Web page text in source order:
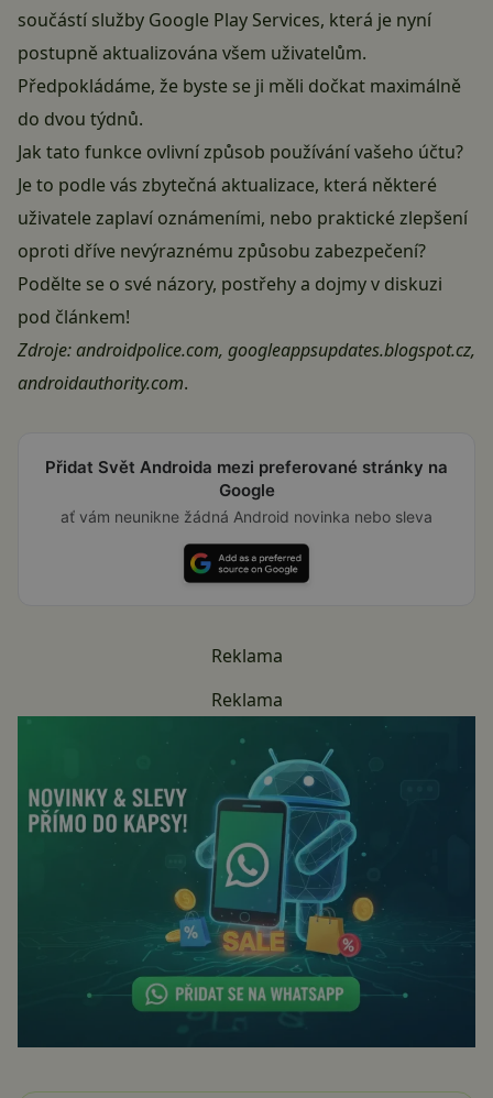
součástí služby Google Play Services, která je nyní
postupně aktualizována všem uživatelům.
Předpokládáme, že byste se ji měli dočkat maximálně
do dvou týdnů.
Jak tato funkce ovlivní způsob používání vašeho účtu?
Je to podle vás zbytečná aktualizace, která některé
uživatele zaplaví oznámeními, nebo praktické zlepšení
oproti dříve nevýraznému způsobu zabezpečení?
Podělte se o své názory, postřehy a dojmy v diskuzi
pod článkem!
Zdroje:androidpolice.com, googleappsupdates.blogspot.cz,
androidauthority.com.
Přidat Svět Androida mezi preferované stránky na
Google
ať vám neunikne žádná Android novinka nebo sleva
Reklama
Reklama